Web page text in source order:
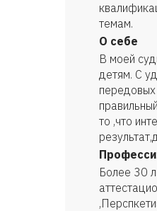
темам.
О себе
В моей
детям. С
передовых
то ,что
Более 30